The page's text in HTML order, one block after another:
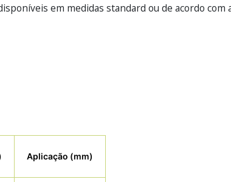
em medidas standard ou de acordo com
Aplicação (mm)